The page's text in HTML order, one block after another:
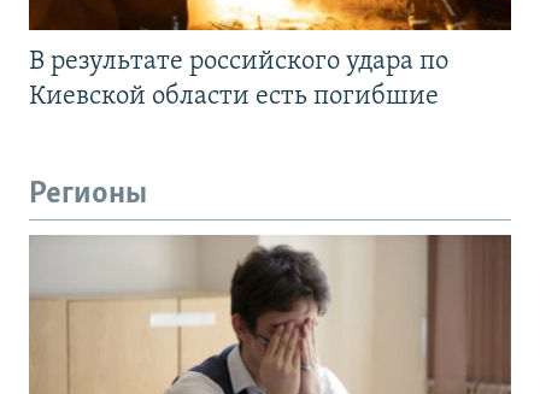
В результате российского удара по
Киевской области есть погибшие
Регионы